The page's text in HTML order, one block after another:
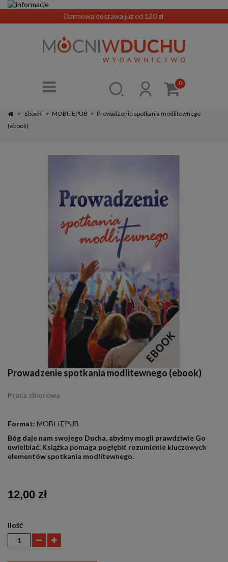
Darmowa dostawa już od 120 zł
0
> Ebooki > MOBI i EPUB > Prowadzenie spotkania modlitewnego
(ebook)
Prowadzenie spotkania modlitewnego (ebook)
Praca zbiorowa
Format: MOBI i EPUB
Bóg daje nam swojego Ducha, abyśmy mogli prawdziwie Go
uwielbiać. Książka pomaga pogłębić rozumienie kluczowych
elementów spotkania modlitewnego.
12,00 zł
Ilość